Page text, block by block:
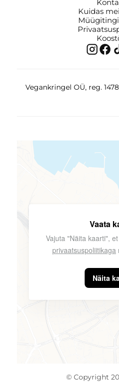
Kuidas
Vegankringel OÜ, reg.
Vaata
Vajuta "Näita kaarti",
privaatsuspoliitikaga
Näita
© Copyright